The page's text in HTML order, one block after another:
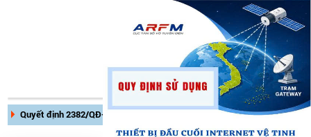
Ngày ban hành:
05/12/2023
Ngày có hiệu lực:
Tình trạng hiệu lực:
Còn hiệu
lực
Quyết định 2382/QĐ-TTKT